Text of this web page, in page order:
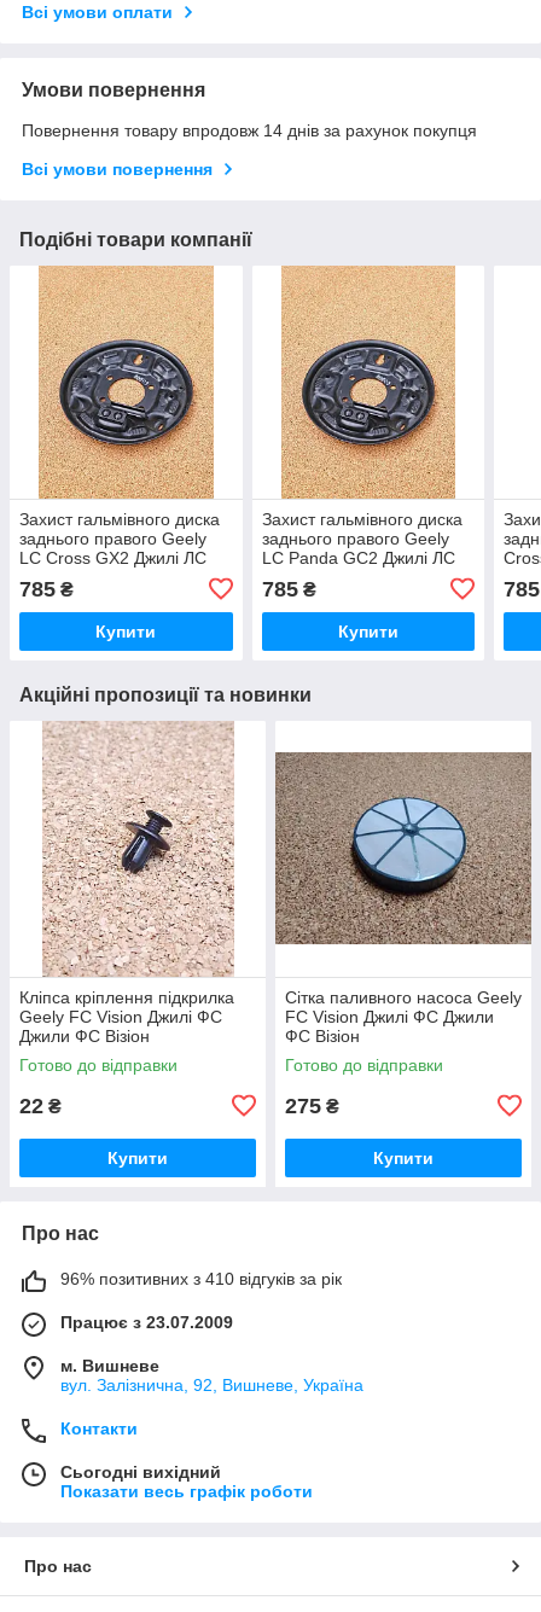
Всі умови оплати
Умови повернення
Повернення товару впродовж 14 днів за рахунок покупця
Всі умови повернення
Подібні товари компанії
Захист гальмівного диска
заднього правого Geely
LC Cross GX2 Джилі ЛС
785 ₴
Купити
Захист гальмівного диска
заднього правого Geely
LC Panda GC2 Джилі ЛС
785₴
Купити
785
Акційні пропозиції та новинки
Кліпса кріплення підкрилка
Geely FC Vision Джилі ФС
Джили ФС Візіон
Готово до відправки
22 ₴
Купити
Сітка паливного насоса Geely
FC Vision Джилі ФС Джили
ФС Візіон
Готово до відправки
275 ₴
Купити
Про нас
96% позитивних з 410 відгуків за рік
Працює з 23.07.2009
м. Вишневе
вул. Залізнична, 92, Вишневе, Україна
Контакти
Сьогодні вихідний
Показати весь графік роботи
Про нас